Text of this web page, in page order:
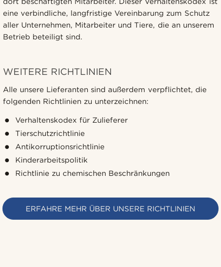
eine verbindliche, langfristige Vereinbarung zum Schutz
aller Unternehmen, Mitarbeiter und Tiere, die an unserem
Betrieb beteiligt sind.
WEITERE RICHTLINIEN
Alle unsere Lieferanten sind außerdem verpflichtet, die
folgenden Richtlinien zu unterzeichnen:
Verhaltenskodex für Zulieferer
Tierschutzrichtlinie
Antikorruptionsrichtlinie
Kinderarbeitspolitik
Richtlinie zu chemischen Beschränkungen
ERFAHRE MEHR ÜBER UNSERE RICHTLINIEN